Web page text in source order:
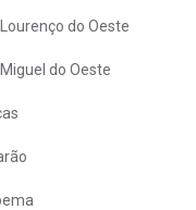
do Oeste
do Oeste